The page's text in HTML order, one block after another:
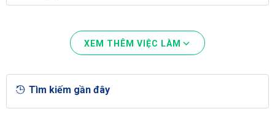
XEM THÊM VIỆC LÀM
Tìm kiếm gần đây